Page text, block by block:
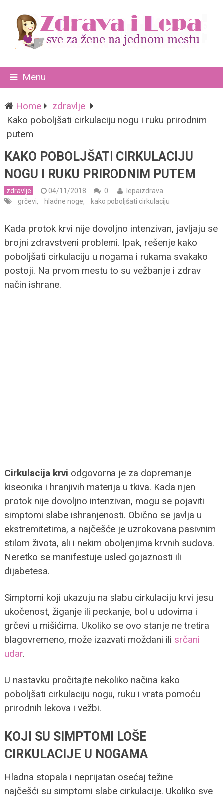
Menu
Home
zdravlje
Kako poboljšati cirkulaciju nogu i ruku prirodnim
putem
KAKO POBOLJŠATI CIRKULACIJU
NOGU I RUKU PRIRODNIM PUTEM
zdravlje 04/11/2018 0
lepaizdrava
grčevi, hladne noge, kako poboljšati cirkulaciju
Kada protok krvi nije dovoljno intenzivan, javljaju se
brojni zdravstveni problemi. Ipak, rešenje kako
poboljšati cirkulaciju u nogama i rukama svakako
postoji. Na prvom mestu to su vežbanje i zdrav
način ishrane.
Cirkulacija krvi odgovorna je za dopremanje
kiseonika i hranjivih materija u tkiva. Kada njen
protok nije dovoljno intenzivan, mogu se pojaviti
simptomi slabe ishranjenosti. Obično se javlja u
ekstremitetima, a najčešće je uzrokovana pasivnim
stilom života, ali i nekim oboljenjima krvnih sudova.
Neretko se manifestuje usled gojaznosti ili
dijabetesa.
Simptomi koji ukazuju na slabu cirkulaciju krvi jesu
ukočenost, žiganje ili peckanje, bol u udovima i
grčevi u mišićima. Ukoliko se ovo stanje ne tretira
blagovremeno, može izazvati moždani ili srčani
udar.
U nastavku pročitajte nekoliko načina kako
poboljšati cirkulaciju nogu, ruku i vrata pomoću
prirodnih lekova i vežbi.
KOJI SU SIMPTOMI LOŠE
CIRKULACIJE U NOGAMA
Hladna stopala i neprijatan osećaj težine
najčešći su simptomi slabe cirkulacije. Ukoliko sve